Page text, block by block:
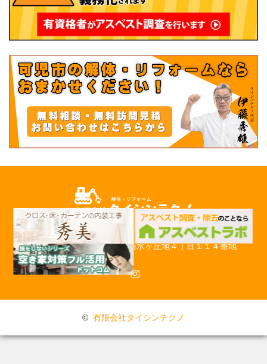
〒509-0248 岐阜県可児市清水ヶ丘地４丁目１１４番地
Instagram
© 有限会社タイシンテクノ